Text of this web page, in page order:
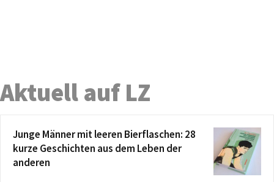
Aktuell auf LZ
Junge Männer mit leeren Bierflaschen: 28
kurze Geschichten aus dem Leben der
anderen